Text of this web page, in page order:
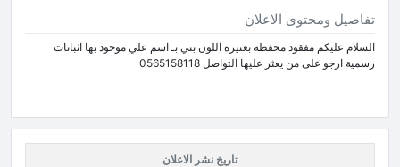
تفاصيل ومحتوى الاعلان
السلام عليكم مفقود محفظة بعنيزة اللون بني بـ اسم علي موجود بها اثباتات
رسمية ارجو على من يعثر عليها التواصل 0565158118
تاريخ نشر الاعلان